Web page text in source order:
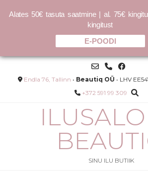
Skip
contentEndla 76, Tallinn • Beautiq OÜ • LHV
+372 591 99 309
SINU ILU BUTIIK
Alates 50€ tasuta saatmine | al. 75€
kingitust
E-POODI